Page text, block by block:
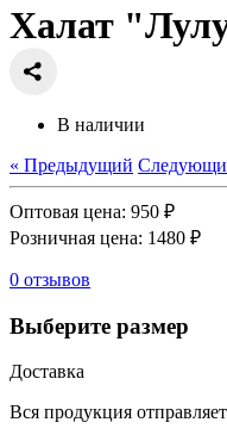
Халат
В наличии
« Предыдущий
Оптовая цена: 950 ₽
Розничная цена: 1480 ₽
0 отзывов
Выберите размер
Доставка
Вся продукция